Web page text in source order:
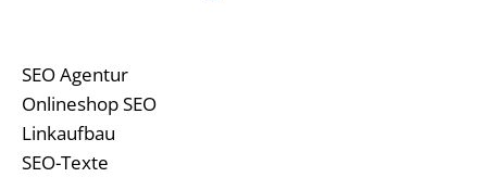
SEO Agentur
Onlineshop SEO
Linkaufbau
SEO-Texte